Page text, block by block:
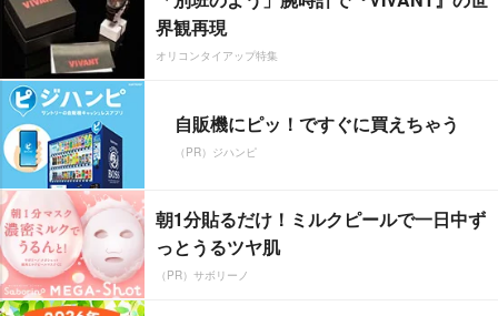
界観再現
オリコンタイアップ特集
自販機にピッ！ですぐに買えちゃう
（PR）ジハンピ
朝1分貼るだけ！ミルクピールで一日中ず
っとうるツヤ肌
（PR）サボリーノ